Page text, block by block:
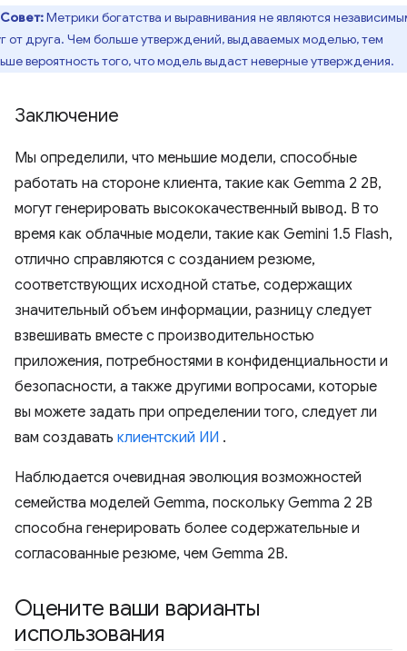
Совет:Метрики богатства и выравнивания не являются
от друга. Чем больше утверждений, выдаваемых моделью, тем
вероятность того, что модель выдаст неверные утверждения.
Заключение
Мы определили, что меньшие модели, способные
работать на стороне клиента, такие как Gemma 2 2B,
могут генерировать высококачественный вывод. В то
время как облачные модели, такие как Gemini 1.5 Flash,
отлично справляются с созданием резюме,
соответствующих исходной статье, содержащих
значительный объем информации, разницу следует
взвешивать вместе с производительностью
приложения, потребностями в конфиденциальности и
безопасности, а также другими вопросами, которые
вы можете задать при определении того, следует ли
вам создавать клиентский ИИ .
Наблюдается очевидная эволюция возможностей
семейства моделей Gemma, поскольку Gemma 2 2B
способна генерировать более содержательные и
согласованные резюме, чем Gemma 2B.
Оцените ваши варианты
использования